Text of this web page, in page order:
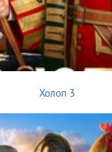
Холоп 3